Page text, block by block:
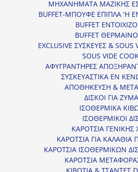
ΜΗΧΑΝΗΜΑΤΑ ΜΑΖΙΚΗΣ
BUFFET-ΜΠΟΥΦΕ ΕΠΙΠΛΑ 'Η
BUFFET
BUFFET
EXCLUSIVE ΣΥΣΚΕΥΕΣ & SOUS
SOUS VIDE
ΑΦΥΓΡΑΝΤΗΡΕΣ
ΣΥΣΚΕΥΑΣΤΙΚΑ ΕΝ
ΑΠΟΘΗΚΕΥΣΗ &
ΔΙΣΚΟΙ ΓΙΑ
ΙΣΟΘΕΡΜΙΚΑ
ΙΣΟΘΕΡΜΙΚΟΙ
ΚΑΡΟΤΣΙΑ ΓΕΝΙΚΗΣ
ΚΑΡΟΤΣΙΑ ΓΙΑ ΚΑΛΑΘΙΑ
ΚΑΡΟΤΣΙΑ ΙΣΟΘΕΡΜΙΚΩΝ
ΚΑΡΟΤΣΙΑ
ΚΙΒΩΤΙΑ & ΤΣΑΝΤΕΣ